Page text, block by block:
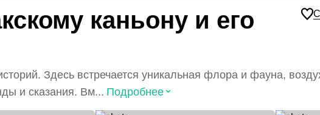
каньону и его
Здесь встречается уникальная флора и фауна,
и сказания. Вм... Подробнее⌃